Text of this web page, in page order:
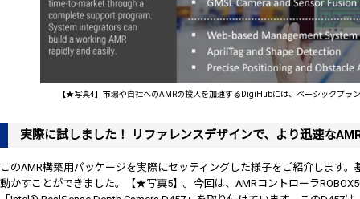
【★写真4】市場や自社へのAMRの投入を加速するDigiHubには、ベーシックプラ
実際に試しました！ リファレンスデザインで、より迅速な
このAMR構築用パッケージを実際にセッティングした様子をご紹介します
動かすことができました。【★写真5】。今回は、AMRコントローラ